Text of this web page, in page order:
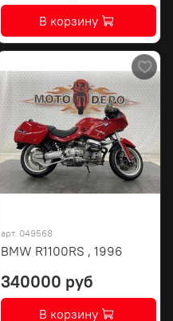
В корзину
арт. 049568
BMW R1100RS , 1996
340000 руб
В корзину